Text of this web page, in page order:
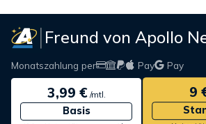
Freund von Apollo
Monatszahlung per Pay Pay
3,99 €/mtl.
Basis
9